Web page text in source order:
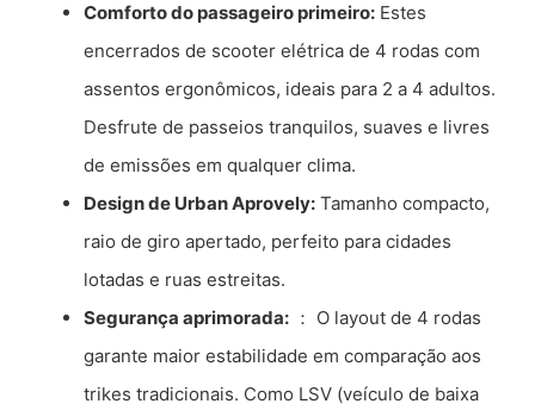
Comforto do passageiro primeiro: Estes
encerrados de scooter elétrica de 4 rodas com
assentos ergonômicos, ideais para 2 a 4 adultos.
Desfrute de passeios tranquilos, suaves e livres
de emissões em qualquer clima.
Design de Urban Aprovely: Tamanho compacto,
raio de giro apertado, perfeito para cidades
lotadas e ruas estreitas.
Segurança aprimorada: ： O layout de 4 rodas
garante maior estabilidade em comparação aos
trikes tradicionais. Como LSV (veículo de baixa